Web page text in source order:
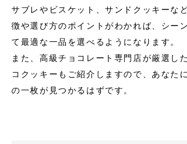
サブレやビスケット、サンドクッキーな
徴や選び方のポイントがわかれば、シー
て最適な一品を選べるようになります。
また、高級チョコレート専門店が厳選し
コクッキーもご紹介しますので、あなた
の一枚が見つかるはずです。